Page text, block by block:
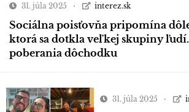
31. júla 2025 interez.sk
Sociálna poisťovňa pripomína
ktorá sa dotkla veľkej skupiny ľudí.
poberania dôchodku
31. júla 2025